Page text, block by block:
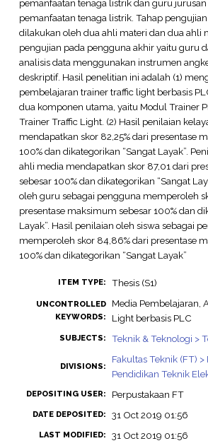
pemanfaatan tenaga listrik dan guru
pemanfaatan tenaga listrik. Tahap
dilakukan oleh dua ahli materi dan dua ahli
pengujian pada pengguna akhir yaitu guru
analisis data menggunakan instrumen
deskriptif. Hasil penelitian ini adalah (1)
pembelajaran trainer traffic light berbasis
dua komponen utama, yaitu Modul Trainer
Trainer Traffic Light. (2) Hasil penilaian
mendapatkan skor 82,25% dari presentase
100% dan dikategorikan “Sangat Layak”.
ahli media mendapatkan skor 87,01 dari
sebesar 100% dan dikategorikan “Sangat
oleh guru sebagai pengguna memperoleh
presentase maksimum sebesar 100% dan
Layak”. Hasil penilaian oleh siswa sebagai
memperoleh skor 84,86% dari presentase
100% dan dikategorikan “Sangat Layak”
ITEM TYPE: Thesis (S1)
UNCONTROLLED
KEYWORDS:
Media Pembelajaran,
Light berbasis PLC
SUBJECTS: Teknik & Teknologi >
DIVISIONS:
Fakultas Teknik (FT) >
Pendidikan Teknik
DEPOSITING USER: Perpustakaan FT
DATE DEPOSITED: 31 Oct 2019 01:56
LAST MODIFIED: 31 Oct 2019 01:56